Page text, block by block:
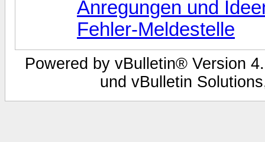
Anregungen und
Fehler-Meldestelle
Powered by vBulletin® Version
und vBulletin